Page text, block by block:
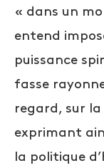
« dans un
entend
puissance
fasse
regard, sur la
exprimant
la politique